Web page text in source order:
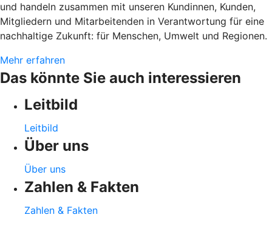
und handeln zusammen mit unseren Kundinnen, Kunden,
Mitgliedern und Mitarbeitenden in Verantwortung für eine
nachhaltige Zukunft: für Menschen, Umwelt und Regionen.
Mehr erfahren
Das könnte Sie auch interessieren
Leitbild
Leitbild
Über uns
Über uns
Zahlen & Fakten
Zahlen & Fakten